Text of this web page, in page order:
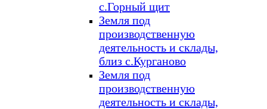
с.Горный щит
Земля под
производственную
деятельность и склады,
близ с.Курганово
Земля под
производственную
деятельность и склады,